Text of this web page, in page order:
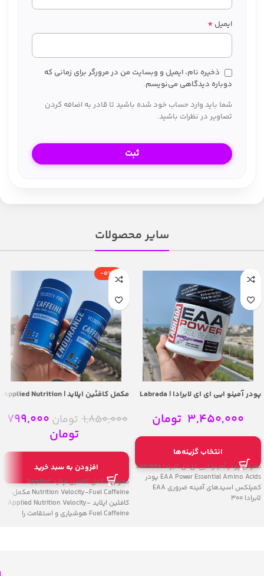
ایمیل *
ذخیره نام، ایمیل و وبسایت من در مرورگر برای زمانی که
دوباره دیدگاهی می‌نویسم.
شما باید وارد حساب خود شده باشید تا قادر به اضافه کردن
تصاویر در نظرات باشید.
سایر محصولات
پودر آمینو ایی ای ای لابرادا | Labrada
3,450,000 تومان
انتخاب گزینه‌ها
معرفی پودر آمینو ایی ای ای لابرادا Labrada
EAA Power Essential Amino Acids پودر
کمپلکس اسیدهای آمینه ضروری EAA
لابرادا 300
-57%
مکمل کافئین اپلاید | Applied Nutrition
1,850,000 تومان 799,000
تومان
افزودن به سبد خرید
معرفی مکمل کافئین اپلاید Applied
Nutrition Velocity-Fuel Caffeine مکمل
کافئین اپلاید Applied Nutrition Velocity-
Fuel Caffeine هوشیاری و استقامت را